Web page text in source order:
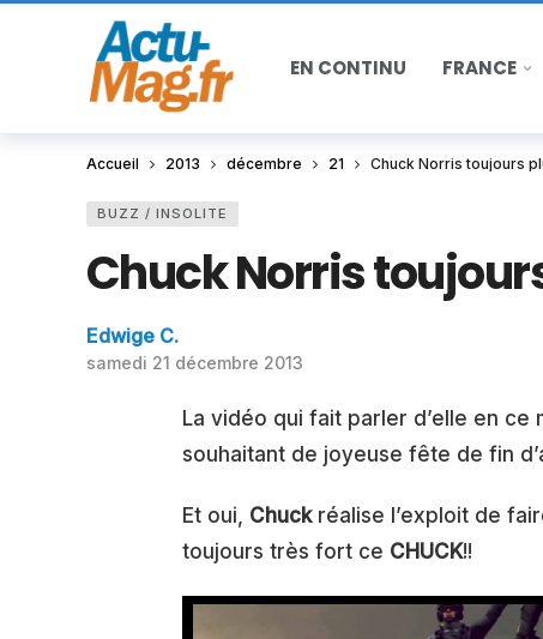
EN CONTINU FRANCE
Accueil 2013 décembre 21 Chuck Norris toujours
BUZZ / INSOLITE
Chuck Norris
Edwige C.
samedi 21 décembre 2013
La vidéo qui fait parler d’elle en
souhaitant de joyeuse fête de fin
Et oui, Chuckréalise l’exploit de
toujours très fort ce CHUCK!!